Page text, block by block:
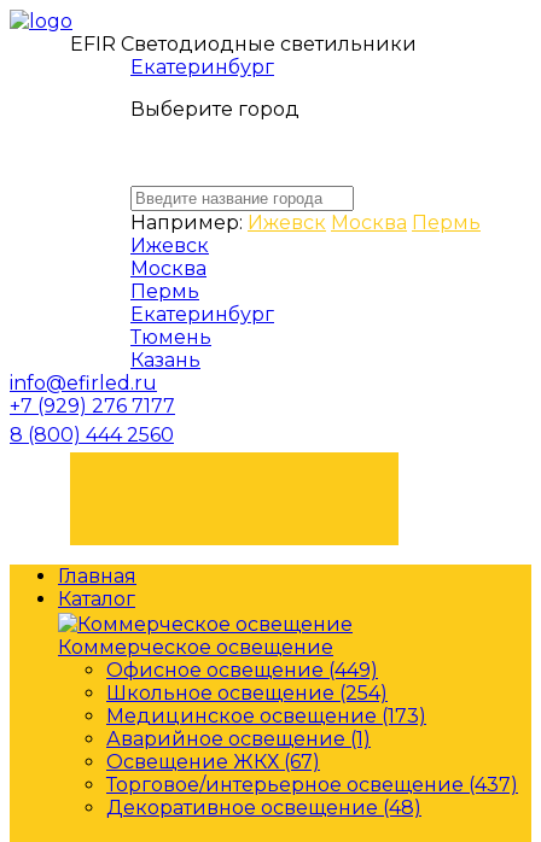
EFIR Светодиодные светильники
Екатеринбург
Выберите город
Например: Ижевск Москва Пермь
Ижевск
Москва
Пермь
Екатеринбург
Тюмень
Казань
info@efirled.ru
+7 (929) 276 7177
8 (800) 444 2560
Главная
Каталог
Коммерческое освещение
Офисное освещение (449)
Школьное освещение (254)
Медицинское освещение (173)
Аварийное освещение (1)
Освещение ЖКХ (67)
Торговое/интерьерное освещение (437)
Декоративное освещение (48)